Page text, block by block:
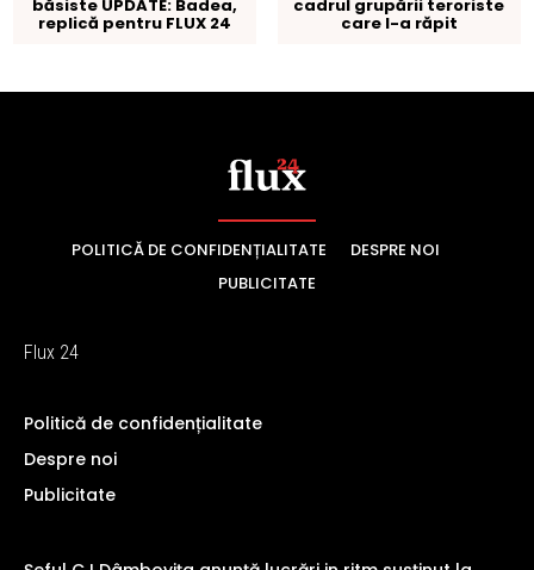
POLITICĂ DE CONFIDENȚIALITATE
DESPRE NOI
PUBLICITATE
Flux 24
Politică de confidențialitate
Despre noi
Publicitate